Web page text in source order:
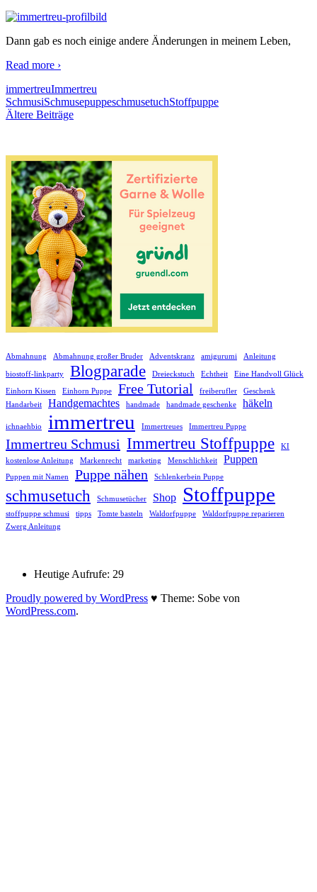
Dann gab es noch einige andere Änderungen in meinem Leben,
Read more ›
immertreuImmertreu
SchmusiSchmusepuppeschmusetuchStoffpuppe
Beitragsnavigation
Ältere Beiträge
Abmahnung Abmahnung großer Bruder Adventskranz amigurumi Anleitung
biostoff-linkparty Blogparade Dreieckstuch Echtheit Eine Handvoll Glück
Einhorn Kissen Einhorn Puppe Free Tutorial freiberufler
Geschenk
Handarbeit
Handgemachtes handmade handmade geschenke häkeln
ichnaehbio immertreu Immertreues Immertreu Puppe
Immertreu Schmusi Immertreu Stoffpuppe
KI
kostenlose Anleitung
Markenrecht marketing Menschlichkeit Puppen
Puppen mit Namen Puppe nähen Schlenkerbein Puppe
schmusetuch Schmusetücher Shop Stoffpuppe
stoffpuppe schmusi tipps Tomte basteln Waldorfpuppe
Waldorfpuppe reparieren
Zwerg Anleitung
Heutige Aufrufe: 29
Proudly powered by WordPress ♥ Theme: Sobe von
WordPress.com.